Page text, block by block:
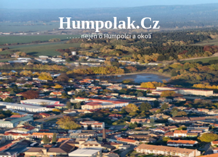
content
Humpolak.cz
. . . . . nejen o Humpolci a okolí